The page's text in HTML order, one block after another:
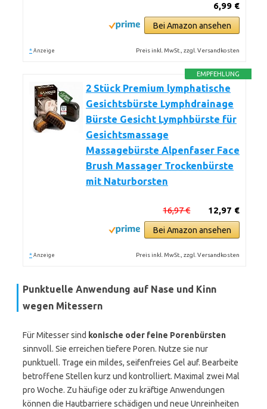
6,99 €
Bei Amazon ansehen
* Anzeige Preis inkl. MwSt., zzgl. Versandkosten
EMPFEHLUNG
2 Stück Premium lymphatische
Gesichtsbürste Lymphdrainage
Bürste Gesicht Lymphbürste für
Gesichtsmassage
Massagebürste Alpenfaser Face
Brush Massager Trockenbürste
mit Naturborsten
12,97 €
16,97 €
Bei Amazon ansehen
* Anzeige Preis inkl. MwSt., zzgl. Versandkosten
Punktuelle Anwendung auf Nase und Kinn
wegen Mitessern
Für Mitesser sind konische oder feine Porenbürsten
sinnvoll. Sie erreichen tiefere Poren. Nutze sie nur
punktuell. Trage ein mildes, seifenfreies Gel auf. Bearbeite
betroffene Stellen kurz und kontrolliert. Maximal zwei Mal
pro Woche. Zu häufige oder zu kräftige Anwendungen
können die Hautbarriere schädigen und neue Unreinheiten